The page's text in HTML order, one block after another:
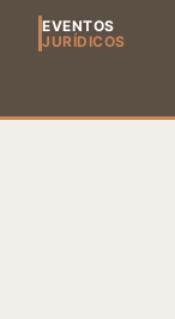
EVENTOS
JURÍDICOS